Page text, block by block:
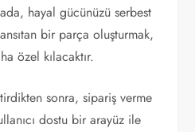
hayal gücünüzü serbest
bir parça oluşturmak,
özel kılacaktır.
sonra, sipariş verme
dostu bir arayüz ile